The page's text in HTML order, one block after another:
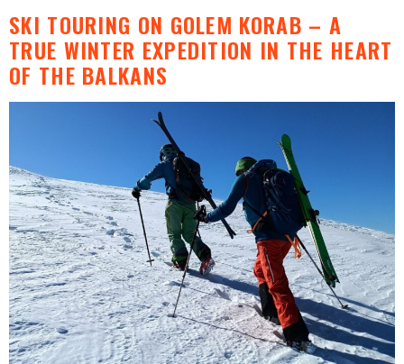
SKI TOURING ON GOLEM KORAB – A
TRUE WINTER EXPEDITION IN THE HEART
OF THE BALKANS